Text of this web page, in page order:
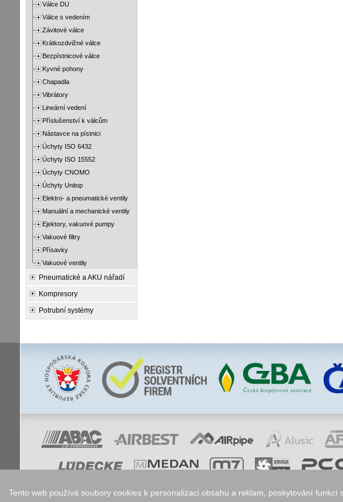
Tento web používá soubory cookies k personalizaci obsahu a reklam, poskytování funkcí
Válce DU
Válce s vedením
Závitové válce
Krátkozdvižné válce
Bezpístnicové válce
Kyvné pohony
Chapadla
Vibrátory
Lineární vedení
Příslušenství k válcům
Nástavce na pístnici
Úchyty ISO 6432
Úchyty ISO 15552
Úchyty CNOMO
Úchyty Unitop
Elektro- a pneumatické ventily
Manuální a mechanické ventily
Ejektory, vakuové pumpy
Vakuové filtry
Přísavky
Vakuové ventily
Pneumatické a AKU nářadí
Kompresory
Potrubní systémy